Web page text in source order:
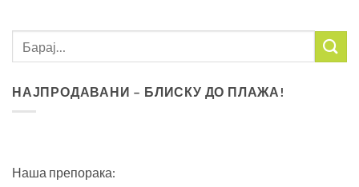
НАЈПРОДАВАНИ – БЛИСКУ ДО ПЛАЖА!
Наша препорака: